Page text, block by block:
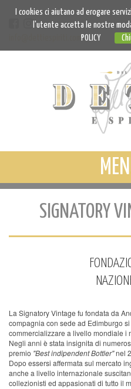
info@dettiespiriti.com
SIGNATORY
La Signatory Vintage fu fondata da
compagnia con sede ad Edimburgo
commercializzare a livello mondiale i
Negli anni è stata insignita di
premio "Best indipendent Bottler"nel
Dopo essersi affermata sul mercato
anche a livello internazionale
collezionisti ed appasionati di tutto il
I cookies ci aiutano ad erogare
l'utente accetta le nostre
POLICY